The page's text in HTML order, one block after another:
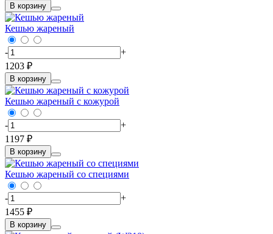
В корзину
Кешью жареный
-
+
1203 ₽
В корзину
Кешью жареный с кожурой
-
+
1197 ₽
В корзину
Кешью жареный со специями
-
+
1455 ₽
В корзину